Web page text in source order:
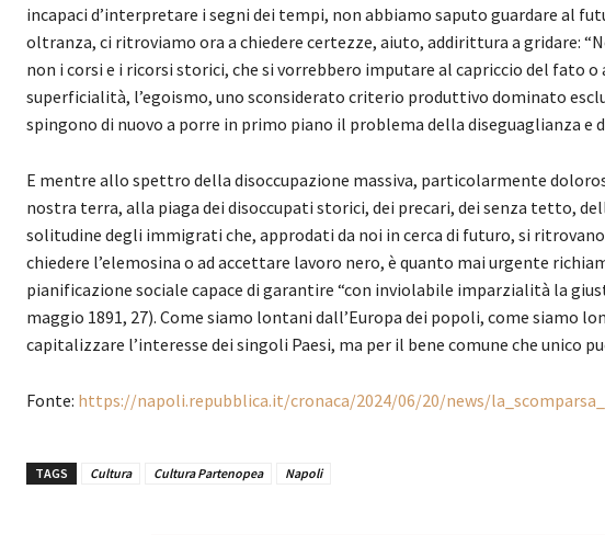
incapaci d’interpretare i segni dei tempi, non abbiamo saputo guardare al
oltranza, ci ritroviamo ora a chiedere certezze, aiuto, addirittura a gridare:
non i corsi e i ricorsi storici, che si vorrebbero imputare al capriccio del fato
superficialità, l’egoismo, uno sconsiderato criterio produttivo dominato
spingono di nuovo a porre in primo piano il problema della diseguaglianza e
E mentre allo spettro della disoccupazione massiva, particolarmente
nostra terra, alla piaga dei disoccupati storici, dei precari, dei senza tetto,
solitudine degli immigrati che, approdati da noi in cerca di futuro, si
chiedere l’elemosina o ad accettare lavoro nero, è quanto mai urgente
pianificazione sociale capace di garantire “con inviolabile imparzialità la
maggio 1891, 27). Come siamo lontani dall’Europa dei popoli, come siamo
capitalizzare l’interesse dei singoli Paesi, ma per il bene comune che unico
Fonte: https://napoli.repubblica.it/cronaca/2024/06/20/news/
TAGS Cultura Cultura Partenopea Napoli